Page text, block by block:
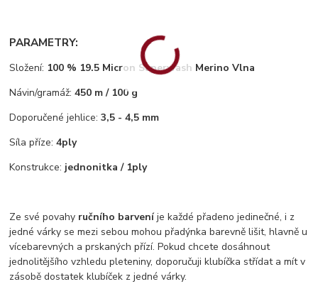
PARAMETRY:
Složení: 100 % 19.5 Micron Superwash Merino Vlna
Návin/gramáž:450 m / 100 g
Doporučené jehlice:3,5 - 4,5 mm
Síla příze:4ply
Konstrukce: jednonitka / 1ply
Ze své povahy ručního barveníje každé přadeno jedinečné, i z
jedné várky se mezi sebou mohou přadýnka barevně lišit, hlavně u
vícebarevných a prskaných přízí. Pokud chcete dosáhnout
jednolitějšího vzhledu pleteniny, doporučuji klubíčka střídat a mít v
zásobě dostatek klubíček z jedné várky.